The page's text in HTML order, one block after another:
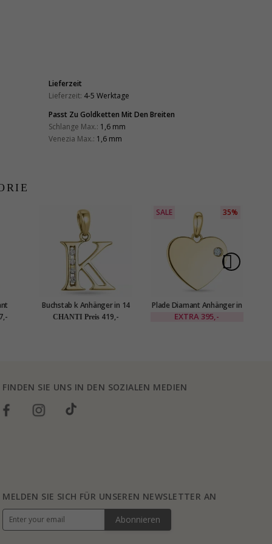
Lieferzeit
Lieferzeit: 4-5 Werktage
Passt Zu Goldketten Mit Den Breiten
Schlange Max.: 1,6 mm
Venezia Max.: 1,6 mm
Buchstab k Anhänger in 14
karat Gold 0,04 ct
CHANTI Preis 419,-
SALE 35%
Plade Diamant Anhänger in
14 karat Gold 0,015 ct
EXTRA 395,-
FINDEN SIE UNS IN DEN SOZIALEN MEDIEN
MELDEN SIE SICH FÜR UNSEREN NEWSLETTER AN
Abonnieren